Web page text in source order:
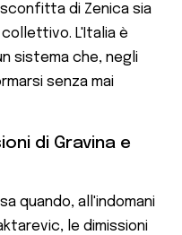
di Zenica sia
L'Italia è
sistema che, negli
senza mai
di Gravina e
quando, all'indomani
le dimissioni